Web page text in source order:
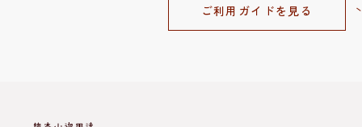
ご利用ガイドを見る